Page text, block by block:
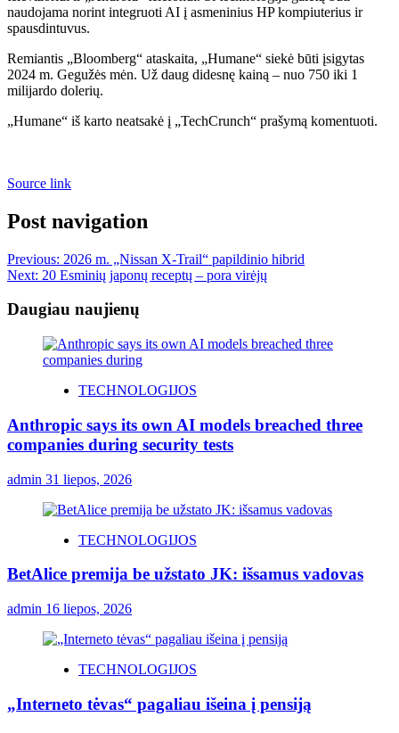
naudojama norint integruoti AI į asmeninius HP kompiuterius ir
spausdintuvus.
Remiantis „Bloomberg“ ataskaita, „Humane“ siekė būti įsigytas
2024 m. Gegužės mėn. Už daug didesnę kainą – nuo 750 iki 1
milijardo dolerių.
„Humane“ iš karto neatsakė į „TechCrunch“ prašymą komentuoti.
Source link
Post navigation
Previous: 2026 m. „Nissan X-Trail“ papildinio hibrid
Next: 20 Esminių japonų receptų – pora virėjų
Daugiau naujienų
TECHNOLOGIJOS
Anthropic says its own AI models breached three
companies during security tests
admin 31 liepos, 2026
TECHNOLOGIJOS
BetAlice premija be užstato JK: išsamus vadovas
admin 16 liepos, 2026
TECHNOLOGIJOS
„Interneto tėvas“ pagaliau išeina į pensiją